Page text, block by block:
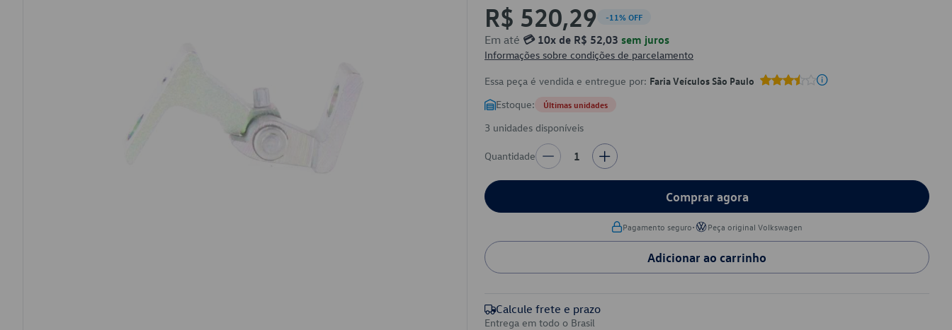
R$ 520,29 -11% OFF
Em até 💳 10x de R$ 52,03 sem juros
Informações sobre condições de parcelamento
Essa peça é vendida e entregue por: Faria Veículos São Paulo
Estoque: Últimas unidades
3 unidades disponíveis
Quantidade 1
Comprar agora
Pagamento seguro• Peça original Volkswagen
Adicionar ao carrinho
Calcule frete e prazo
Entrega em todo o Brasil